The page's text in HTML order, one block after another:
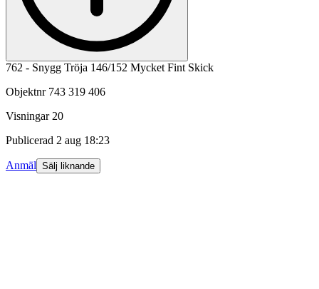
762 - Snygg Tröja 146/152 Mycket Fint Skick
Objektnr 743 319 406
Visningar 20
Publicerad 2 aug 18:23
Anmäl Sälj liknande